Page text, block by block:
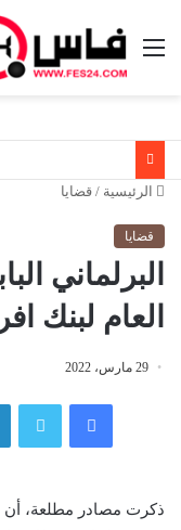
القائمة
الرئيسية / قضايا
قضايا
البرلماني
العام لبنك
29 مارس، 2022
فيسبوك
ذكرت مصادر مطلعة، أن